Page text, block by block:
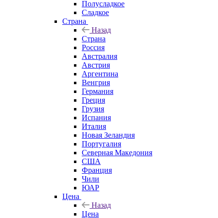
Полусладкое
Сладкое
Страна
Назад
Страна
Россия
Австралия
Австрия
Аргентина
Венгрия
Германия
Греция
Грузия
Испания
Италия
Новая Зеландия
Португалия
Северная Македония
США
Франция
Чили
ЮАР
Цена
Назад
Цена